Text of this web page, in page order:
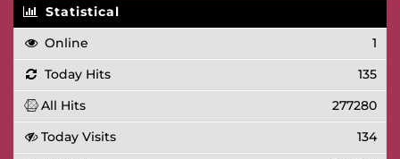
Statistical
Online
1
Today Hits
135
All Hits
277280
Today Visits
134